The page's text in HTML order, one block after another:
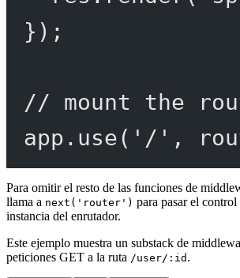
});
// mount the
app. use( '/' ,
Para omitir el resto de las funciones de
llama a next('router') para pasar el
instancia del enrutador.
Este ejemplo muestra un substack de
peticiones GET a la ruta /user/:id .